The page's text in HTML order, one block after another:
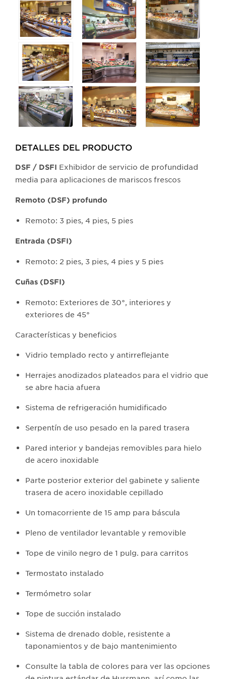
buttons
will
update
the
larger
main
image.
DETALLES DEL PRODUCTO​
DSF / DSFI Exhibidor de servicio de profundidad
media para aplicaciones de mariscos frescos
Remoto (DSF) profundo
Remoto: 3 pies, 4 pies, 5 pies
Entrada (DSFI)
Remoto: 2 pies, 3 pies, 4 pies y 5 pies
Cuñas (DSFI)
Remoto: Exteriores de 30°, interiores y
exteriores de 45°
Características y beneficios
Vidrio templado recto y antirreflejante
Herrajes anodizados plateados para el vidrio que
se abre hacia afuera
Sistema de refrigeración humidificado
Serpentín de uso pesado en la pared trasera
Pared interior y bandejas removibles para hielo
de acero inoxidable
Parte posterior exterior del gabinete y saliente
trasera de acero inoxidable cepillado
Un tomacorriente de 15 amp para báscula
Pleno de ventilador levantable y removible
Tope de vinilo negro de 1 pulg. para carritos
Termostato instalado
Termómetro solar
Tope de succión instalado
Sistema de drenado doble, resistente a
taponamientos y de bajo mantenimiento
Consulte la tabla de colores para ver las opciones